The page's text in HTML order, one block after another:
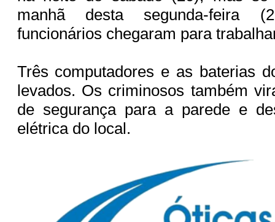
manhã desta segunda-feira
funcionários chegaram para
Três computadores e as baterias
levados. Os criminosos também
de segurança para a parede e
elétrica do local.